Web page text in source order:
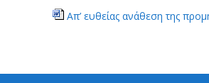
Απ’ ευθείας ανάθεση της